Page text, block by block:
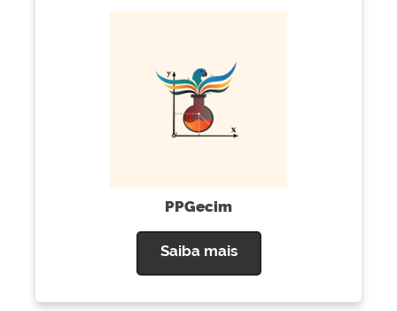
PPGecim
Saiba mais